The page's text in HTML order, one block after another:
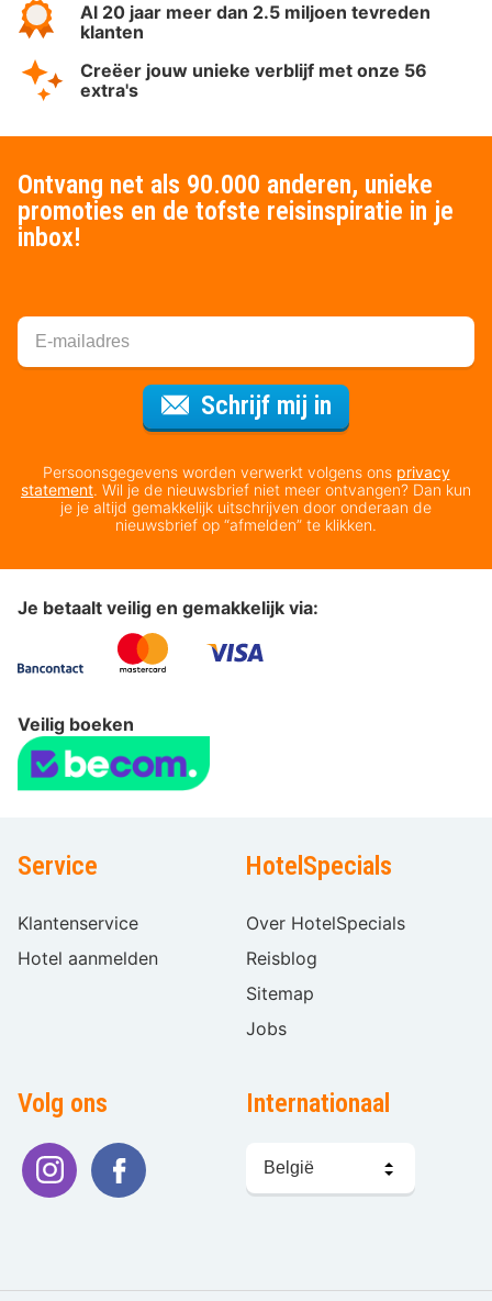
Al 20 jaar meer dan 2.5 miljoen tevreden
klanten
Creëer jouw unieke verblijf met onze 56
extra's
Ontvang net als 90.000 anderen, unieke
promoties en de tofste reisinspiratie in je
inbox!
Schrijf mij in
Persoonsgegevens worden verwerkt volgens ons privacy
statement. Wil je de nieuwsbrief niet meer ontvangen? Dan kun
je je altijd gemakkelijk uitschrijven door onderaan de
nieuwsbrief op “afmelden” te klikken.
Je betaalt veilig en gemakkelijk via:
Veilig boeken
Service
Klantenservice
Hotel aanmelden
HotelSpecials
Over HotelSpecials
Reisblog
Sitemap
Jobs
Volg ons Internationaal
kiezen